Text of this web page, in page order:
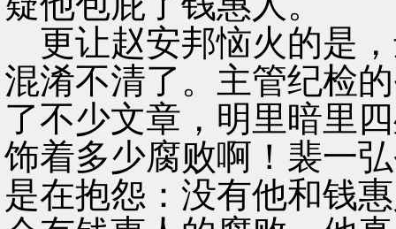
更让赵安邦恼火的是
混淆不清了。主管纪检
了不少文章，明里暗里
饰着多少腐败啊！裴一
是在抱怨：没有他和钱